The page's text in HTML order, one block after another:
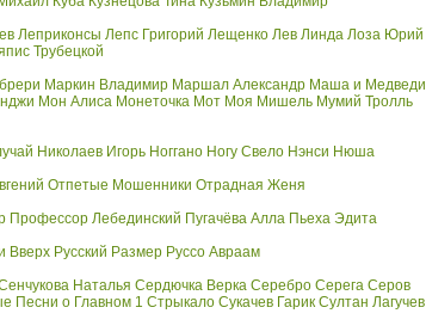
Леприконсы Лепс Григорий Лещенко Лев Линда Лоза Юрий
Трубецкой
Маркин Владимир Маршал Александр Маша и Медведи
Мон Алиса Монеточка Мот Моя Мишель Мумий Тролль
Николаев Игорь Ноггано Ногу Свело Нэнси Нюша
Отпетые Мошенники Отрадная Женя
Профессор Лебединский Пугачёва Алла Пьеха Эдита
Вверх Русский Размер Руссо Авраам
Наталья Сердючка Верка Серебро Серега Серов
Песни о Главном 1 Стрыкало Сукачев Гарик Султан Лагучев